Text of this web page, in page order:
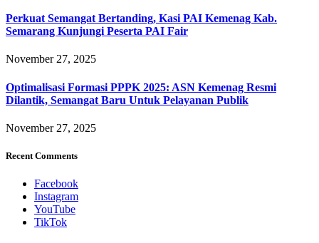
Perkuat Semangat Bertanding, Kasi PAI Kemenag Kab.
Semarang Kunjungi Peserta PAI Fair
November 27, 2025
Optimalisasi Formasi PPPK 2025: ASN Kemenag Resmi
Dilantik, Semangat Baru Untuk Pelayanan Publik
November 27, 2025
Recent Comments
Facebook
Instagram
YouTube
TikTok